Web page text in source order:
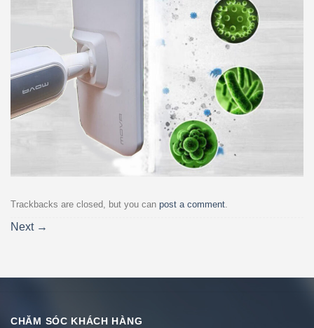
Trackbacks are closed, but you can post a comment.
Next →
CHĂM SÓC KHÁCH HÀNG